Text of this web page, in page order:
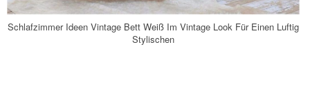
Schlafzimmer Ideen Vintage Bett Weiß Im Vintage Look Für Einen Luftig
Stylischen